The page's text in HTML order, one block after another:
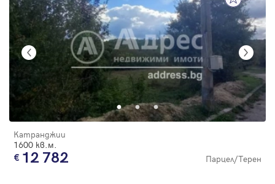
Катранджии
1600 кв.м.
12 782 Парцел/Терен